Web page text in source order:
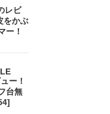
レビ
をかぶ
ー！
ー！
台無